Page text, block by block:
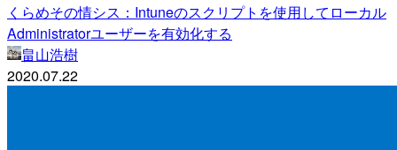
くらめその情シス：Intuneのスクリプトを使用してローカル
Administratorユーザーを有効化する
畠山浩樹
2020.07.22